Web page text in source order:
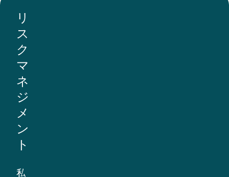
能
性
の
促
進
に
役
立
ち
部
シ
ス
テ
ム
を
使
用
し、
責
非
拡
散
条
約
に
準
拠
し
て
リ
ス
ク
マ
ネ
ジ
メ
ン
ト
私